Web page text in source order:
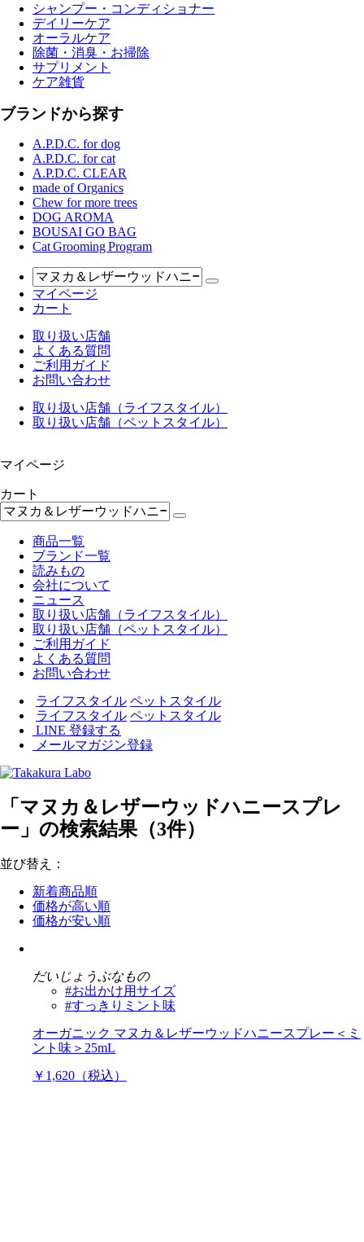
シャンプー・コンディショナー
デイリーケア
オーラルケア
除菌・消臭・お掃除
サプリメント
ケア雑貨
ブランドから探す
A.P.D.C. for dog
A.P.D.C. for cat
A.P.D.C. CLEAR
made of Organics
Chew for more trees
DOG AROMA
BOUSAI GO BAG
Cat Grooming Program
マイページ
カート
取り扱い店舗
よくある質問
ご利用ガイド
お問い合わせ
取り扱い店舗（ライフスタイル）
取り扱い店舗（ペットスタイル）
マイページ
カート
商品一覧
ブランド一覧
読みもの
会社について
ニュース
取り扱い店舗（ライフスタイル）
取り扱い店舗（ペットスタイル）
ご利用ガイド
よくある質問
お問い合わせ
ライフスタイル ペットスタイル
ライフスタイル ペットスタイル
LINE 登録する
メールマガジン登録
「マヌカ＆レザーウッドハニースプレ
ー」の検索結果（3件）
並び替え：
新着商品順
価格が高い順
価格が安い順
だいじょうぶなもの
#お出かけ用サイズ
#すっきりミント味
オーガニック マヌカ＆レザーウッドハニースプレー＜ミ
ント味＞25mL
￥1,620（税込）